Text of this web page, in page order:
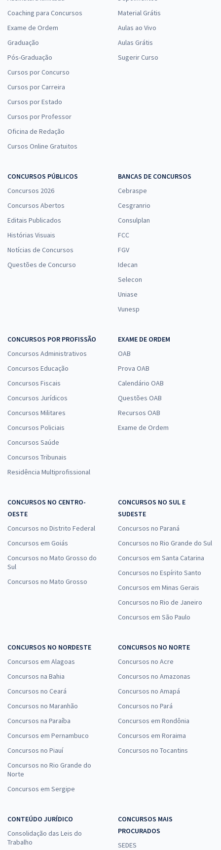
Coaching para Concursos
Exame de Ordem
Graduação
Pós-Graduação
Cursos por Concurso
Cursos por Carreira
Cursos por Estado
Cursos por Professor
Oficina de Redação
Cursos Online Gratuitos
Material Grátis
Aulas ao Vivo
Aulas Grátis
Sugerir Curso
CONCURSOS PÚBLICOS
Concursos 2026
Concursos Abertos
Editais Publicados
Histórias Visuais
Notícias de Concursos
Questões de Concurso
BANCAS DE CONCURSOS
Cebraspe
Cesgranrio
Consulplan
FCC
FGV
Idecan
Selecon
Uniase
Vunesp
CONCURSOS POR PROFISSÃO
Concursos Administrativos
Concursos Educação
Concursos Fiscais
Concursos Jurídicos
Concursos Militares
Concursos Policiais
Concursos Saúde
Concursos Tribunais
Residência Multiprofissional
EXAME DE ORDEM
OAB
Prova OAB
Calendário OAB
Questões OAB
Recursos OAB
Exame de Ordem
CONCURSOS NO CENTRO-
OESTE
Concursos no Distrito Federal
Concursos em Goiás
Concursos no Mato Grosso do
Sul
Concursos no Mato Grosso
CONCURSOS NO SUL E
SUDESTE
Concursos no Paraná
Concursos no Rio Grande do Sul
Concursos em Santa Catarina
Concursos no Espírito Santo
Concursos em Minas Gerais
Concursos no Rio de Janeiro
Concursos em São Paulo
CONCURSOS NO NORDESTE
Concursos em Alagoas
Concursos na Bahia
Concursos no Ceará
Concursos no Maranhão
Concursos na Paraíba
Concursos em Pernambuco
Concursos no Piauí
Concursos no Rio Grande do
Norte
Concursos em Sergipe
CONCURSOS NO NORTE
Concursos no Acre
Concursos no Amazonas
Concursos no Amapá
Concursos no Pará
Concursos em Rondônia
Concursos em Roraima
Concursos no Tocantins
CONTEÚDO JURÍDICO
Consolidação das Leis do
Trabalho
CONCURSOS MAIS
PROCURADOS
SEDES